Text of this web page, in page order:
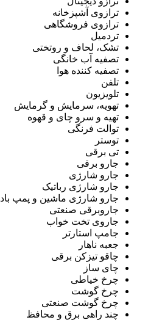
ترازوی آشپزخانه
ترازوی فروشگاهی
تردمیل
تشک، لحاف و روتختی
تصفیه آب خانگی
تصفیه کننده هوا
تلفن
تلویزیون
تهویه، سرمایش و گرمایش
تهیه و سرو چای و قهوه
توالت فرنگی
توستر
تی برقی
جارو برقی
جارو شارژی
جارو شارژی رباتیک
جارو شارژی ماشین و پمپ باد
جاروبرقی صنعتی
جاروی تخت خواب
جامپ استارتر
جعبه ناهار
چاقو تیزکن برقی
چای ساز
چرخ خیاطی
چرخ گوشت
چرخ گوشت صنعتی
چند راهی برق و محافظ